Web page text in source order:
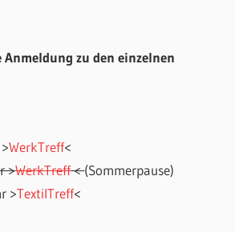
zu den einzelnen
WerkTreff<
>WerkTreff<(Sommerpause)
>TextilTreff<